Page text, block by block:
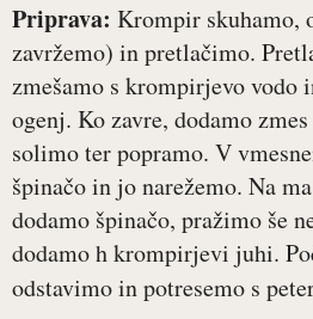
Priprava: Krompir skuhamo,
zavržemo) in pretlačimo.
zmešamo s krompirjevo vodo
ogenj. Ko zavre, dodamo
solimo ter popramo. V
špinačo in jo narežemo. Na
dodamo špinačo, pražimo še
dodamo h krompirjevi juhi.
odstavimo in potresemo s